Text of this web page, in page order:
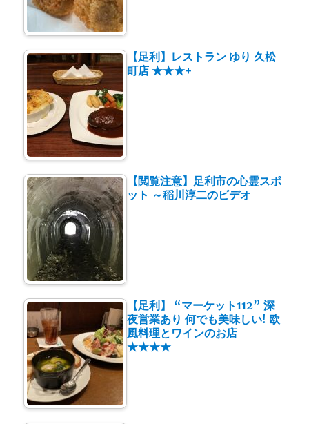
【足利】レストラン ゆり 久松
町店 ★★★+
【閲覧注意】足利市の心霊スポ
ット ～稲川淳二のビデオ
【足利】 “マーケット112” 深
夜営業あり 何でも美味しい! 欧
風料理とワインのお店
★★★★